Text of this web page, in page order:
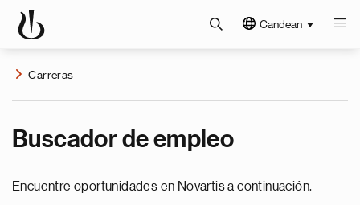
Candean
Carreras
Buscador de empleo
Encuentre oportunidades en Novartis a continuación.